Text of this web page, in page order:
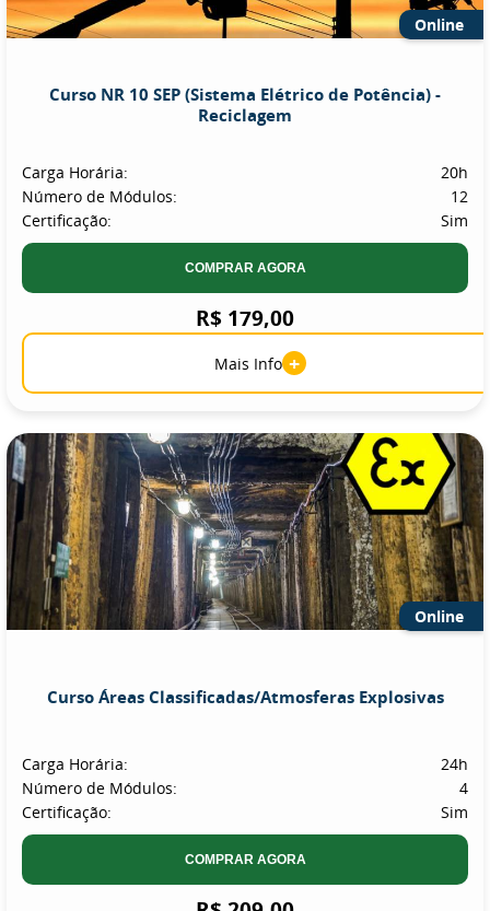
Online
Curso NR 10 SEP (Sistema Elétrico de Potência) -
Reciclagem
Carga Horária:
20h
Número de Módulos:
12
Certificação:
Sim
COMPRAR AGORA
R$ 179,00
Mais Info +
Online
Curso Áreas Classificadas/Atmosferas Explosivas
Carga Horária:
24h
Número de Módulos:
4
Certificação:
Sim
COMPRAR AGORA